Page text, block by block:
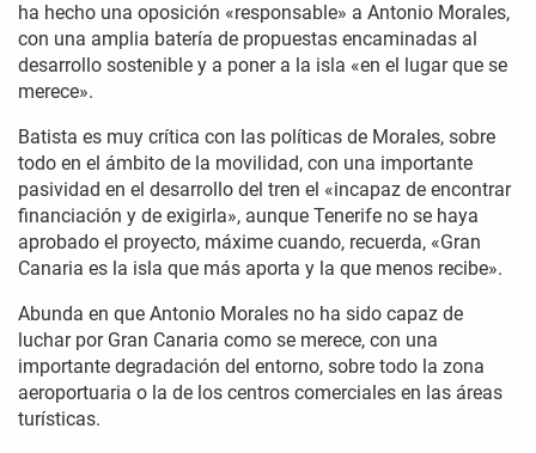
ha hecho una oposición «responsable» a Antonio Morales,
con una amplia batería de propuestas encaminadas al
desarrollo sostenible y a poner a la isla «en el lugar que se
merece».
Batista es muy crítica con las políticas de Morales, sobre
todo en el ámbito de la movilidad, con una importante
pasividad en el desarrollo del tren el «incapaz de encontrar
financiación y de exigirla», aunque Tenerife no se haya
aprobado el proyecto, máxime cuando, recuerda, «Gran
Canaria es la isla que más aporta y la que menos recibe».
Abunda en que Antonio Morales no ha sido capaz de
luchar por Gran Canaria como se merece, con una
importante degradación del entorno, sobre todo la zona
aeroportuaria o la de los centros comerciales en las áreas
turísticas.